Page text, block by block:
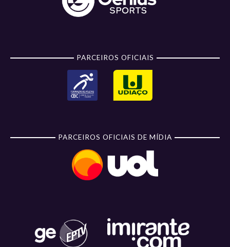
PARCEIROS OFICIAIS
PARCEIROS OFICIAIS DE MÍDIA